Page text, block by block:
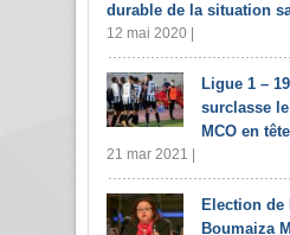
durable de la situation
12 mai 2020 |
Ligue 1 –
surclasse
MCO en tête
21 mar 2021 |
Election de
Boumaiza